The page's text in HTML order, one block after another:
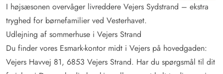
I højsæsonen overvåger livreddere Vejers Sydstrand – ekstra
tryghed for børnefamilier ved Vesterhavet.
Udlejning af sommerhuse i Vejers Strand
Du finder vores Esmark-kontor midt i Vejers på hovedgaden:
Vejers Havvej 81, 6853 Vejers Strand. Har du spørgsmål til dit